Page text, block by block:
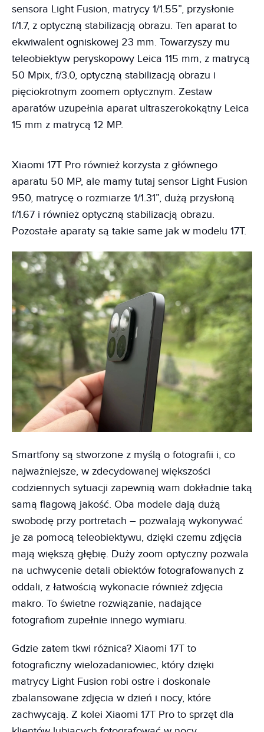
sensora Light Fusion, matrycy 1/1.55”, przysłonie
f/1.7, z optyczną stabilizacją obrazu. Ten aparat to
ekwiwalent ogniskowej 23 mm. Towarzyszy mu
teleobiektyw peryskopowy Leica 115 mm, z matrycą
50 Mpix, f/3.0, optyczną stabilizacją obrazu i
pięciokrotnym zoomem optycznym. Zestaw
aparatów uzupełnia aparat ultraszerokokątny Leica
15 mm z matrycą 12 MP.
Xiaomi 17T Pro również korzysta z głównego
aparatu 50 MP, ale mamy tutaj sensor Light Fusion
950, matrycę o rozmiarze 1/1.31”, dużą przysłoną
f/1.67 i również optyczną stabilizacją obrazu.
Pozostałe aparaty są takie same jak w modelu 17T.
Smartfony są stworzone z myślą o fotografii i, co
najważniejsze, w zdecydowanej większości
codziennych sytuacji zapewnią wam dokładnie taką
samą flagową jakość. Oba modele dają dużą
swobodę przy portretach – pozwalają wykonywać
je za pomocą teleobiektywu, dzięki czemu zdjęcia
mają większą głębię. Duży zoom optyczny pozwala
na uchwycenie detali obiektów fotografowanych z
oddali, z łatwością wykonacie również zdjęcia
makro. To świetne rozwiązanie, nadające
fotografiom zupełnie innego wymiaru.
Gdzie zatem tkwi różnica? Xiaomi 17T to
fotograficzny wielozadaniowiec, który dzięki
matrycy Light Fusion robi ostre i doskonale
zbalansowane zdjęcia w dzień i nocy, które
zachwycają. Z kolei Xiaomi 17T Pro to sprzęt dla